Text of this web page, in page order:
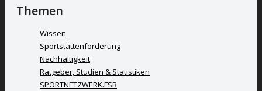
Themen
Wissen
Sportstättenförderung
Nachhaltigkeit
Ratgeber, Studien & Statistiken
SPORTNETZWERK.FSB